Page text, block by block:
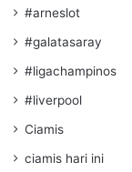
#arneslot
#galatasaray
#ligachampinos
#liverpool
Ciamis
ciamis hari ini